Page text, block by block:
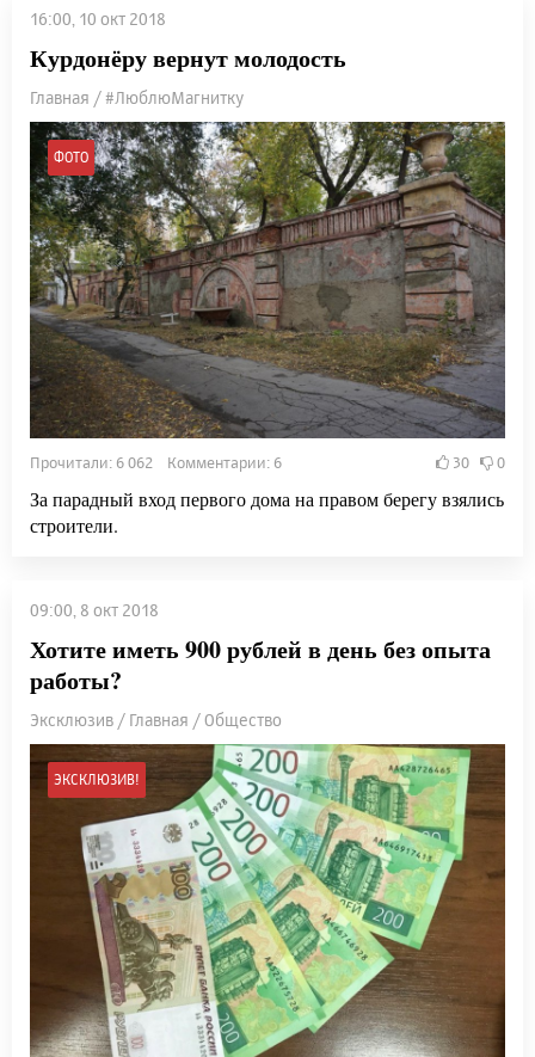
16:00, 10 окт 2018
Курдонёру вернут молодость
Главная / #ЛюблюМагнитку
ФОТО
Прочитали: 6 062 Комментарии: 6 30 0
За парадный вход первого дома на правом берегу взялись
строители.
09:00, 8 окт 2018
Хотите иметь 900 рублей в день без опыта
работы?
Эксклюзив / Главная / Общество
ЭКСКЛЮЗИВ!